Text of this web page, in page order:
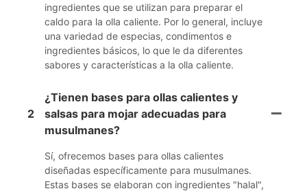
ingredientes que se utilizan para preparar el
caldo para la olla caliente. Por lo general, incluye
una variedad de especias, condimentos e
ingredientes básicos, lo que le da diferentes
sabores y características a la olla caliente.
2
¿Tienen bases para ollas calientes y
salsas para mojar adecuadas para
musulmanes?
Sí, ofrecemos bases para ollas calientes
diseñadas específicamente para musulmanes.
Estas bases se elaboran con ingredientes "halal",